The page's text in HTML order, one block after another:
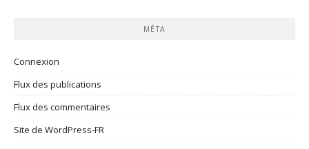
MÉTA
Connexion
Flux des publications
Flux des commentaires
Site de WordPress-FR